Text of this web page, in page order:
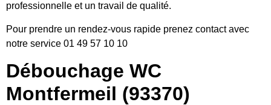
professionnelle et un travail de qualité.
Pour prendre un rendez-vous rapide prenez contact avec
notre service 01 49 57 10 10
Débouchage WC
Montfermeil (93370)